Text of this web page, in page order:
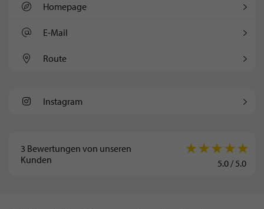
Homepage
E-Mail
Route
Instagram
3 Bewertungen von unseren
Kunden
5.0/5.0